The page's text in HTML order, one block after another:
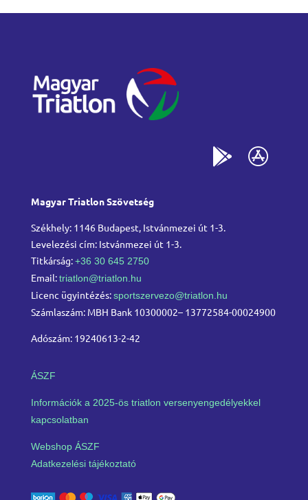
Magyar Triatlon Szövetség
Székhely: 1146 Budapest, Istvánmezei út 1-3.
Levelezési cím: Istvánmezei út 1-3.
Titkárság:+36 30 645 2750
Email:triatlon@triatlon.hu
Licenc ügyintézés:sportszervezo@triatlon.hu
Számlaszám: MBH Bank 10300002– 13772584-00024900
Adószám: 19240613-2-42
ÁSZF
Információk a 2025-ös triatlon versenyengedélyekkel
kapcsolatban
Webshop ÁSZF
Adatkezelési tájékoztató